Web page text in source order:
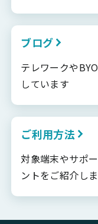
ブログ
テレワークや
しています
ご利用方法
対象端末やサポ
ントをご紹介し